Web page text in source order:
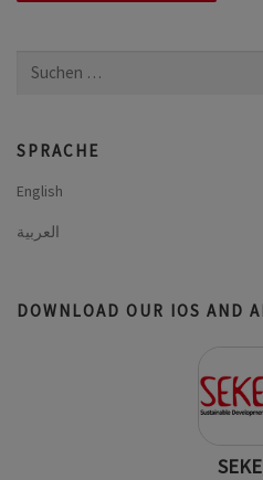
Suchen
SPRACHE
English
العربية
DOWNLOAD OUR IOS AND